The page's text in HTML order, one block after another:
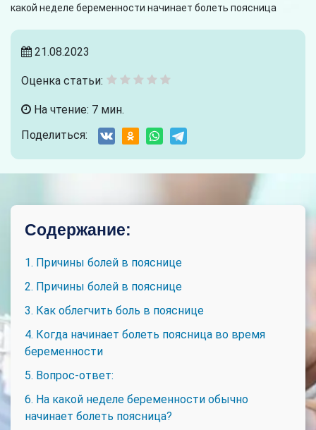
какой неделе беременности начинает болеть поясница
21.08.2023
Оценка статьи:
На чтение: 7 мин.
Поделиться:
Содержание:
1. Причины болей в пояснице
2. Причины болей в пояснице
3. Как облегчить боль в пояснице
4. Когда начинает болеть поясница во время
беременности
5. Вопрос-ответ:
6. На какой неделе беременности обычно
начинает болеть поясница?